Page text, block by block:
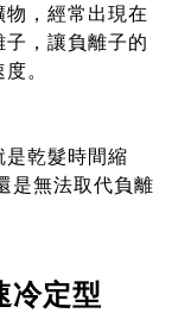
，經常出現在
，讓負離子的
。
是乾髮時間縮
是無法取代負離
定型